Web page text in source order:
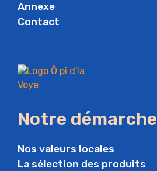
Annexe
Contact
Notre démarche
Nos valeurs locales
La sélection des produits